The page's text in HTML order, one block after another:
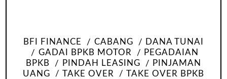
BFI FINANCE CABANG
DANA TUNAI
GADAI BPKB MOTOR
PEGADAIAN
BPKB
PINDAH LEASING
PINJAMAN
UANG
TAKE OVER
TAKE OVER BPKB